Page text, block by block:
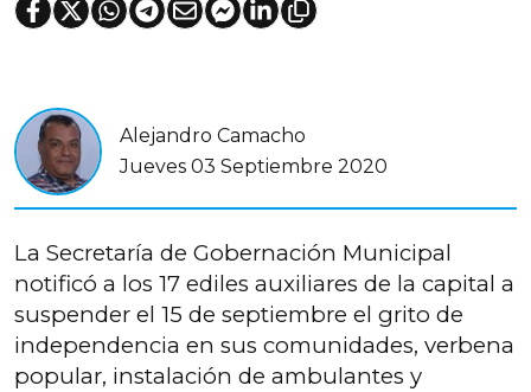
Alejandro Camacho
Jueves 03 Septiembre 2020
La Secretaría de Gobernación Municipal
notificó a los 17 ediles auxiliares de la capital a
suspender el 15 de septiembre el grito de
independencia en sus comunidades, verbena
popular, instalación de ambulantes y